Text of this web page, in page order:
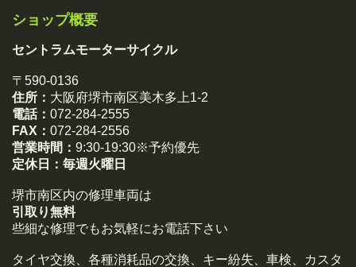
ショップ概要
セントラムモーターサイクル
〒590-0136
住所： 大阪府堺市南区美木多上1-2
電話： 072-284-2555
FAX： 072-284-2556
営業時間： 9:30-19:30※予約優先
定休日： 毎週火曜日
堺市南区内の修理車両は
引取り無料
些細な修理でもお気軽にお電話下さい
タイヤ交換、各種消耗品の交換、キー紛失、車検、カスタ